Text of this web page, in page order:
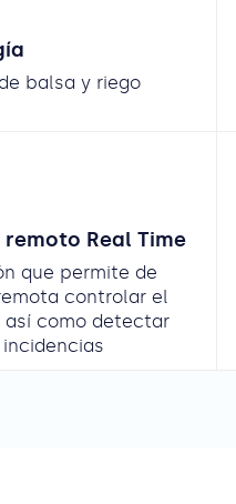
balsa y riego
Real Time
que permite de
controlar el
así como detectar